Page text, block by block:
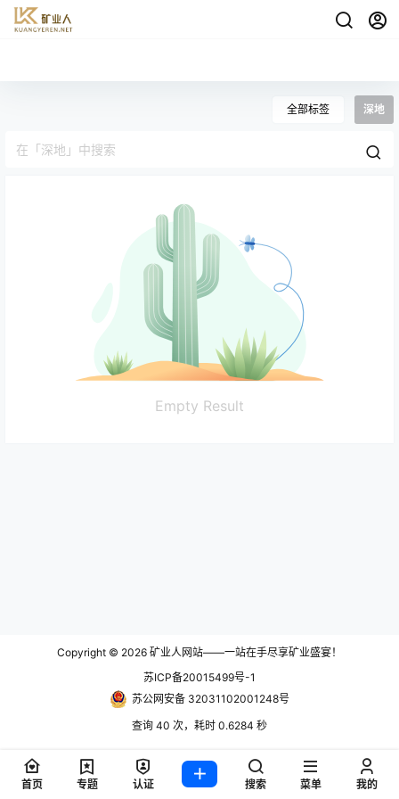
全部标签 深地
Empty Result
Copyright © 2026 矿业人网站——一站在手尽享矿业盛宴！
苏ICP备20015499号-1
苏公网安备 32031102001248号
查询 40 次，耗时 0.6284 秒
首页 专题 认证 搜索 菜单 我的